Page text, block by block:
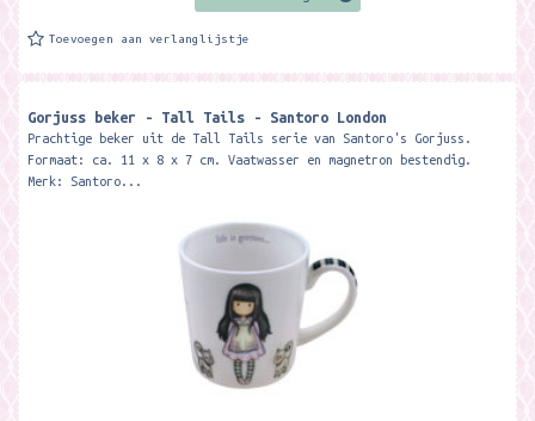
Toevoegen aan verlanglijstje
Gorjuss beker - Tall Tails - Santoro London
Prachtige beker uit de Tall Tails serie van Santoro's Gorjuss.
Formaat: ca. 11 x 8 x 7 cm. Vaatwasser en magnetron bestendig.
Merk: Santoro...